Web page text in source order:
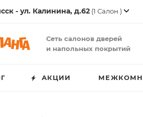
- ул. Калинина, д.62 (1 Салон )
Сеть салонов дверей
и напольных покрытий
АКЦИИ